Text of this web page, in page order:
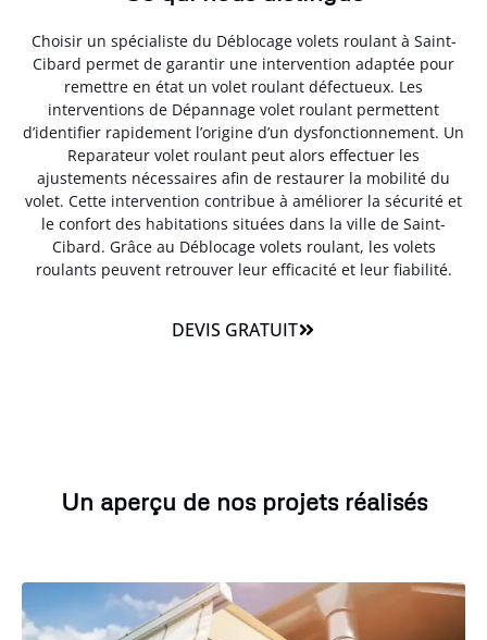
Choisir un spécialiste du Déblocage volets roulant à Saint-
Cibard permet de garantir une intervention adaptée pour
remettre en état un volet roulant défectueux. Les
interventions de Dépannage volet roulant permettent
d’identifier rapidement l’origine d’un dysfonctionnement. Un
Reparateur volet roulant peut alors effectuer les
ajustements nécessaires afin de restaurer la mobilité du
volet. Cette intervention contribue à améliorer la sécurité et
le confort des habitations situées dans la ville de Saint-
Cibard. Grâce au Déblocage volets roulant, les volets
roulants peuvent retrouver leur efficacité et leur fiabilité.
DEVIS GRATUIT
Un aperçu de nos projets réalisés